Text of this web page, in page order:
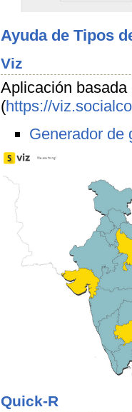
Ayuda de Tipos
Viz
Aplicación
(https://
Generador de
Quick-R